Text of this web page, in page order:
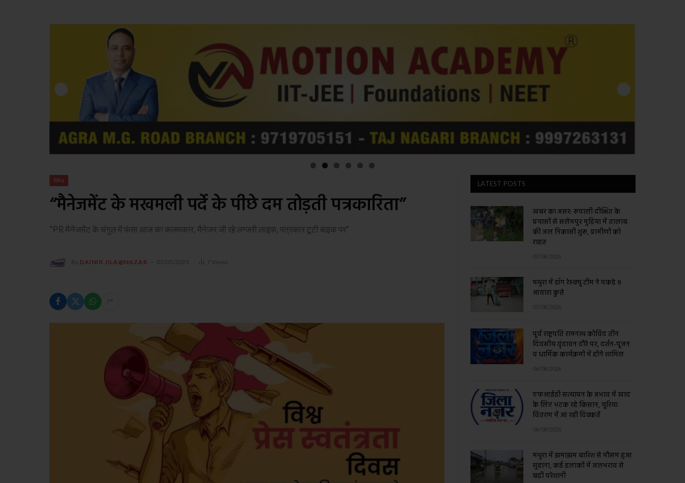
विविध
“मैनेजमेंट के मखमली पर्दे के पीछे दम तोड़ती पत्रकारिता”
"PR मैनेजमेंट के चंगुल में फंसा आज का कलमकार, मैनेजर जी रहे लग्जरी लाइफ, पत्रकार टूटी बाइक पर"
By DAINIK JILA@NAZAR 03/05/2025 7 Views
LATEST POSTS
खबर का असर: रूपाली दीक्षित के
प्रयासों से सलेमपुर मुड़िया में तालाब
की जल निकासी शुरू, ग्रामीणों को
राहत
07/08/2026
मथुरा में डॉग रेस्क्यू टीम ने पकड़े 9
आवारा कुत्ते
07/08/2026
पूर्व राष्ट्रपति रामनाथ कोविंद तीन
दिवसीय वृंदावन दौरे पर, दर्शन-पूजन
व धार्मिक कार्यक्रमों में होंगे शामिल
06/08/2026
एफआईडी सत्यापन के अभाव में खाद
के लिए भटक रहे किसान, यूरिया
वितरण में आ रही दिक्कतें
06/08/2026
मथुरा में झमाझम बारिश से मौसम हुआ
सुहाना, कई इलाकों में जलभराव से
बढ़ी परेशानी